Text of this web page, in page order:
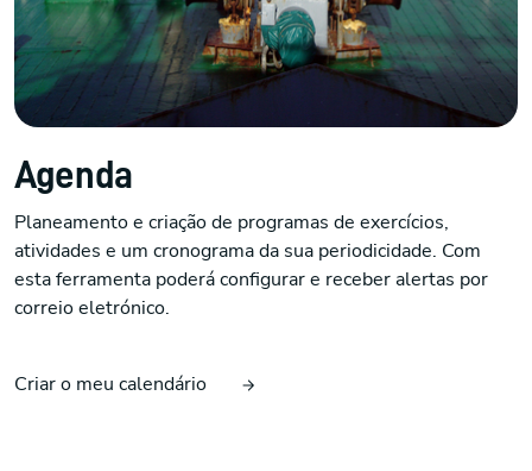
Agenda
Planeamento e criação de programas de exercícios,
atividades e um cronograma da sua periodicidade. Com
esta ferramenta poderá configurar e receber alertas por
correio eletrónico.
Criar o meu calendário